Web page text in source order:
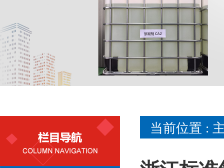
当前位置 :